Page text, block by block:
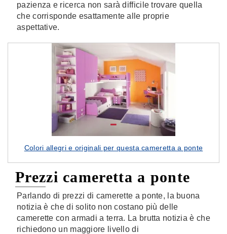
pazienza e ricerca non sarà difficile trovare quella
che corrisponde esattamente alle proprie
aspettative.
Colori allegri e originali per questa cameretta a ponte
Prezzi cameretta a ponte
Parlando di prezzi di camerette a ponte, la buona
notizia è che di solito non costano più delle
camerette con armadi a terra. La brutta notizia è che
richiedono un maggiore livello di